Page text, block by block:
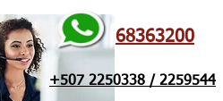
68363200
+507 2250338 / 2259544